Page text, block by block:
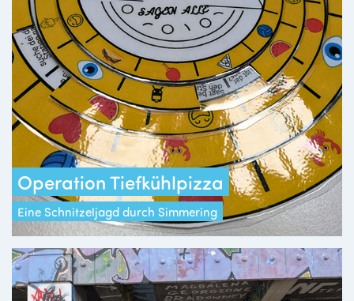
Operation Tiefkühlpizza
Eine Schnitzeljagd durch Simmering